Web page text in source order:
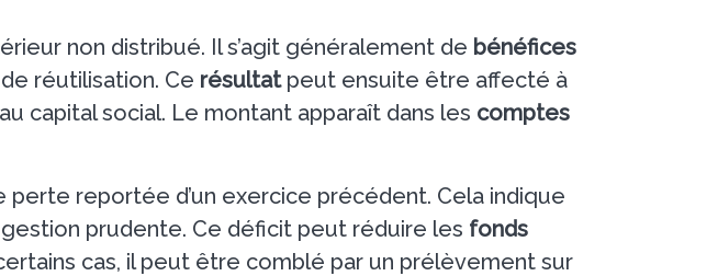
non distribué. Il s’agit généralement de bénéfices
réutilisation. Ce résultatpeut ensuite être affecté à
capital social. Le montant apparaît dans les comptes
perte reportée d’un exercice précédent. Cela indique
prudente. Ce déficit peut réduire les fonds
cas, il peut être comblé par un prélèvement sur